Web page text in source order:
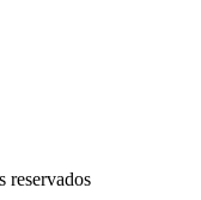
reservados